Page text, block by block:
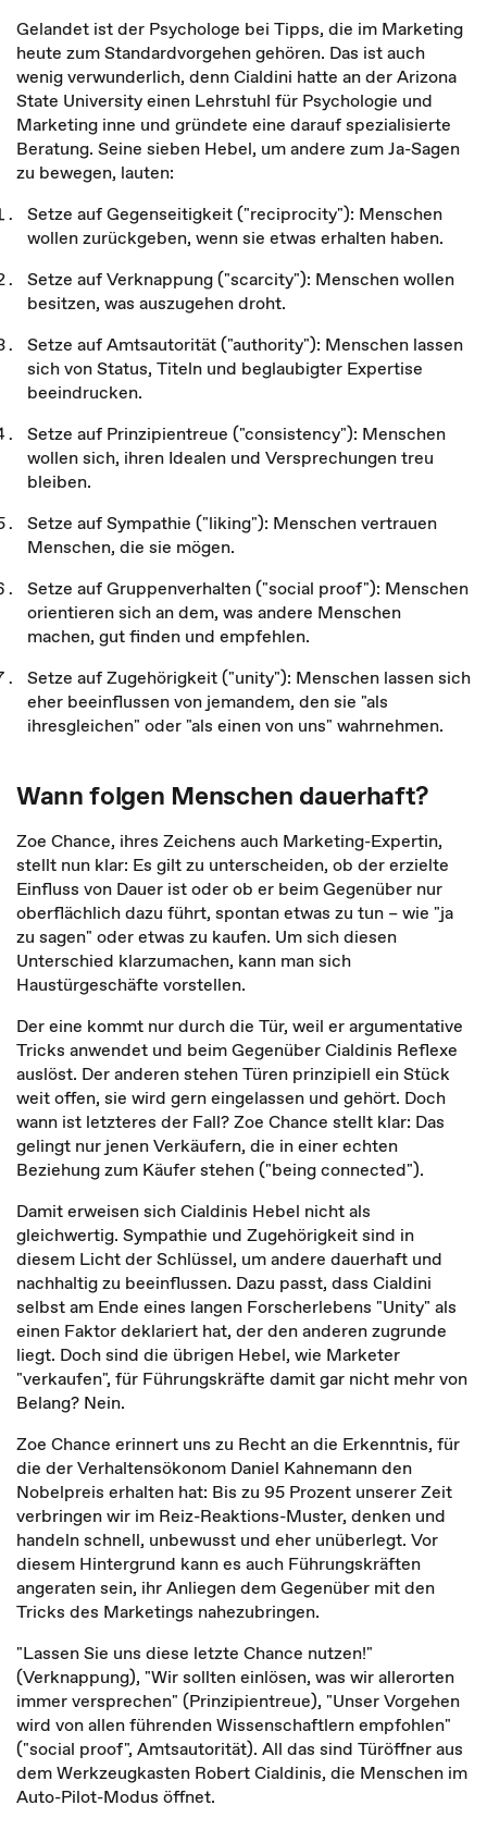
Gelandet ist der Psychologe bei Tipps, die im Marketing
heute zum Standardvorgehen gehören. Das ist auch
wenig verwunderlich, denn Cialdini hatte an der Arizona
State University einen Lehrstuhl für Psychologie und
Marketing inne und gründete eine darauf spezialisierte
Beratung. Seine sieben Hebel, um andere zum Ja-Sagen
zu bewegen, lauten:
Setze auf Gegenseitigkeit ("reciprocity"): Menschen
wollen zurückgeben, wenn sie etwas erhalten haben.
Setze auf Verknappung ("scarcity"): Menschen wollen
besitzen, was auszugehen droht.
Setze auf Amtsautorität ("authority"): Menschen lassen
sich von Status, Titeln und beglaubigter Expertise
beeindrucken.
Setze auf Prinzipientreue ("consistency"): Menschen
wollen sich, ihren Idealen und Versprechungen treu
bleiben.
Setze auf Sympathie ("liking"): Menschen vertrauen
Menschen, die sie mögen.
Setze auf Gruppenverhalten ("social proof"): Menschen
orientieren sich an dem, was andere Menschen
machen, gut finden und empfehlen.
Setze auf Zugehörigkeit ("unity"): Menschen lassen sich
eher beeinflussen von jemandem, den sie "als
ihresgleichen" oder "als einen von uns" wahrnehmen.
Wann folgen Menschen dauerhaft?
Zoe Chance, ihres Zeichens auch Marketing-Expertin,
stellt nun klar: Es gilt zu unterscheiden, ob der erzielte
Einfluss von Dauer ist oder ob er beim Gegenüber nur
oberflächlich dazu führt, spontan etwas zu tun – wie "ja
zu sagen" oder etwas zu kaufen. Um sich diesen
Unterschied klarzumachen, kann man sich
Haustürgeschäfte vorstellen.
Der eine kommt nur durch die Tür, weil er argumentative
Tricks anwendet und beim Gegenüber Cialdinis Reflexe
auslöst. Der anderen stehen Türen prinzipiell ein Stück
weit offen, sie wird gern eingelassen und gehört. Doch
wann ist letzteres der Fall? Zoe Chance stellt klar: Das
gelingt nur jenen Verkäufern, die in einer echten
Beziehung zum Käufer stehen ("being connected").
Damit erweisen sich Cialdinis Hebel nicht als
gleichwertig. Sympathie und Zugehörigkeit sind in
diesem Licht der Schlüssel, um andere dauerhaft und
nachhaltig zu beeinflussen. Dazu passt, dass Cialdini
selbst am Ende eines langen Forscherlebens "Unity" als
einen Faktor deklariert hat, der den anderen zugrunde
liegt. Doch sind die übrigen Hebel, wie Marketer
"verkaufen", für Führungskräfte damit gar nicht mehr von
Belang? Nein.
Zoe Chance erinnert uns zu Recht an die Erkenntnis, für
die der Verhaltensökonom Daniel Kahnemann den
Nobelpreis erhalten hat: Bis zu 95 Prozent unserer Zeit
verbringen wir im Reiz-Reaktions-Muster, denken und
handeln schnell, unbewusst und eher unüberlegt. Vor
diesem Hintergrund kann es auch Führungskräften
angeraten sein, ihr Anliegen dem Gegenüber mit den
Tricks des Marketings nahezubringen.
"Lassen Sie uns diese letzte Chance nutzen!"
(Verknappung), "Wir sollten einlösen, was wir allerorten
immer versprechen" (Prinzipientreue), "Unser Vorgehen
wird von allen führenden Wissenschaftlern empfohlen"
("social proof", Amtsautorität). All das sind Türöffner aus
dem Werkzeugkasten Robert Cialdinis, die Menschen im
Auto-Pilot-Modus öffnet.